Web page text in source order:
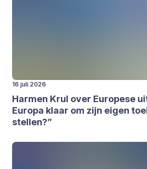
16 juli 2026
Har­men Krul over Euro­pe­se
Euro­pa klaar om zijn eigen
stel­len?”